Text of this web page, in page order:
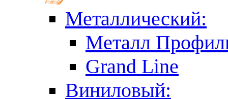
Металлический:
Металл
Grand Line
Виниловый: